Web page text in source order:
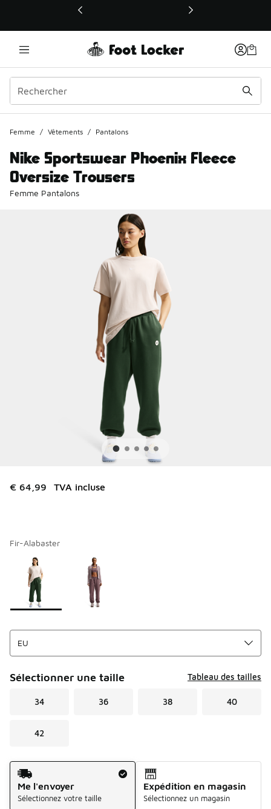
Ce lien ouvrira une nouvelle fenêtre
Femme / Vêtements / Pantalons
Nike Sportswear Phoenix Fleece
Oversize Trousers
Femme Pantalons
€ 64,99 TVA incluse
Fir-Alabaster
Page 1 sur 1 affichant 1 à 2 des 2 couleurs.
Merci de sélectionner un style
Sélectionner une taille Tableau des tailles
34 36 38 40
42
Mode d'expédition
Me l'envoyer
Sélectionnez votre taille
Expédition en magasin
Sélectionnez un magasin